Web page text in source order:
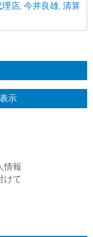
理店, 今井良雄, 清算
示
情報
けて